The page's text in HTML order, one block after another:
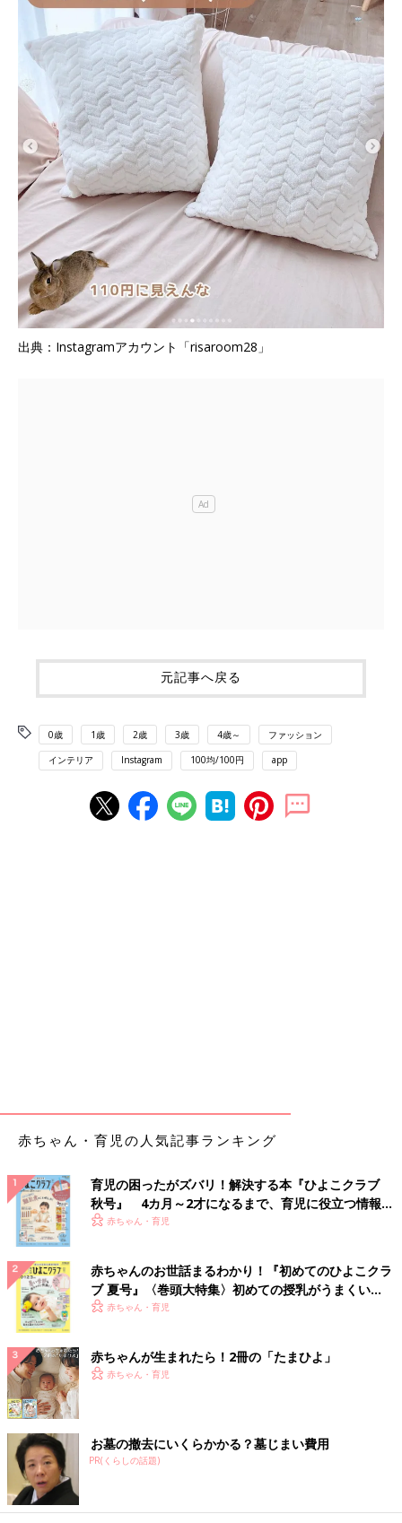
出典：Instagramアカウント「risaroom28」
元記事へ戻る
0歳 1歳 2歳 3歳 4歳～ ファッション
インテリア Instagram 100均/100円 app
赤ちゃん・育児の人気記事ランキング
育児の困ったがズバリ！解決する本『ひよこクラブ
秋号』 4カ月～2才になるまで、育児に役立つ情報が
いっぱい！
赤ちゃん・育児
赤ちゃんのお世話まるわかり！『初めてのひよこクラ
ブ 夏号』〈巻頭大特集〉初めての授乳がうまくい
く！ おっぱい・ミルクの基本と夏のトラブル 解決テ
赤ちゃん・育児
赤ちゃんが生まれたら！2冊の「たまひよ」
赤ちゃん・育児
お墓の撤去にいくらかかる？墓じまい費用
PR(くらしの話題)